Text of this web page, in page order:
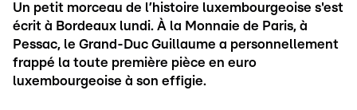
Un petit morceau de l’histoire luxembourgeoise s'est
écrit à Bordeaux lundi. À la Monnaie de Paris, à
Pessac, le Grand-Duc Guillaume a personnellement
frappé la toute première pièce en euro
luxembourgeoise à son effigie.